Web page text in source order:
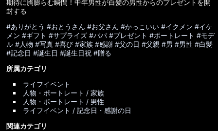
期待に胸膨らむ瞬間！中年男性が白髪の男性からのプレゼントを開
封する
#ありがとう #おとうさん #お父さん #かっこいい #イクメン #イケ
メン #ギフト #サプライズ #パパ #プレゼント #ポートレート #モデ
ル #人物 #写真 #喜び #家族 #感謝 #父の日 #父親 #男 #男性 #白髪
#記念日 #誕生日 #誕生日祝 #贈る
所属カテゴリ
ライフイベント
人物・ポートレート / 家族
人物・ポートレート / 男性
ライフイベント / 記念日・感謝の日
関連カテゴリ